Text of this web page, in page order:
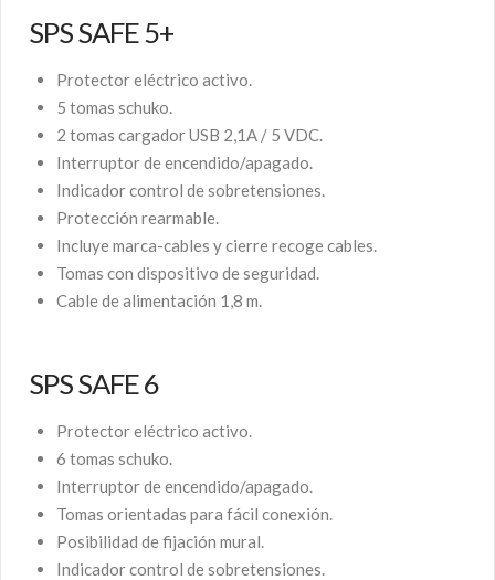
SPS SAFE 5+
Protector eléctrico activo.
5 tomas schuko.
2 tomas cargador USB 2,1A / 5 VDC.
Interruptor de encendido/apagado.
Indicador control de sobretensiones.
Protección rearmable.
Incluye marca-cables y cierre recoge cables.
Tomas con dispositivo de seguridad.
Cable de alimentación 1,8 m.
SPS SAFE 6
Protector eléctrico activo.
6 tomas schuko.
Interruptor de encendido/apagado.
Tomas orientadas para fácil conexión.
Posibilidad de fijación mural.
Indicador control de sobretensiones.